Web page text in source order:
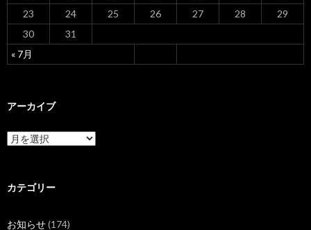
« 7月
23
24 25 26 27 28
29
30
31
アーカイブ
ア
ー
ブ
カテゴリー
お知らせ(174)